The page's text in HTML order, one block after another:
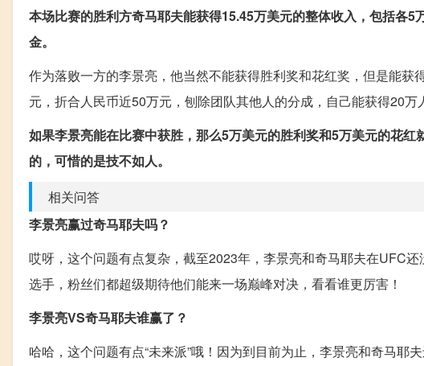
本场比赛的胜利方奇马耶夫能获得15.45万美元的整体收入，包括各
金。
作为落败一方的李景亮，他当然不能获得胜利奖和花红奖，但是能
元，折合人民币近50万元，刨除团队其他人的分成，自己能获得20万
如果李景亮能在比赛中获胜，那么5万美元的胜利奖和5万美元的花
的，可惜的是技不如人。
相关问答
李景亮赢过奇马耶夫吗？
哎呀，这个问题有点复杂，截至2023年，李景亮和奇马耶夫在UFC
选手，粉丝们都超级期待他们能来一场巅峰对决，看看谁更厉害！
李景亮VS奇马耶夫谁赢了？
哈哈，这个问题有点“未来派”哦！因为到目前为止，李景亮和奇马